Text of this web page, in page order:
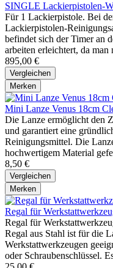
SINGLE Lackierpistolen-
Für 1 Lackierpistole. Bei
Lackierpistolen-
befindet sich der Timer an
arbeiten erleichtert, da
895,00 €
Vergleichen
Merken
Mini Lanze Venus 18cm
Die Lanze ermöglicht den
und garantiert eine
Reinigungsmittel. Die
hochwertigem Material
8,50 €
Vergleichen
Merken
Regal für
Regal für
Regal aus Stahl ist für die
Werkstattwerkzeugen
oder Schraubenschlüssel.